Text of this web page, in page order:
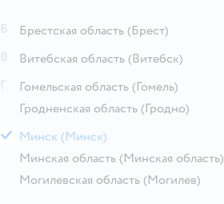
Брестская область (Брест)
Витебская область (Витебск)
Гомельская область (Гомель)
Гродненская область (Гродно)
М Минск (Минск)
Минская область (Минская область)
Могилевская область (Могилев)